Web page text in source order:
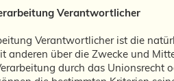
Verantwortlicher
Verantwortlicher ist die
anderen über die Zwecke und
durch das Unionsrecht